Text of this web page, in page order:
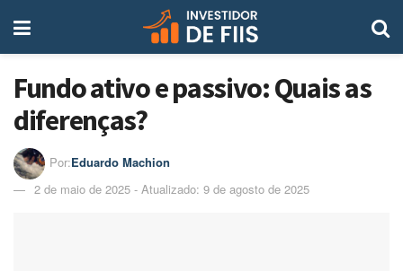
Fundo ativo e passivo: Quais as
diferenças?
Por:Eduardo Machion
2 de maio de 2025 - Atualizado: 9 de agosto de 2025